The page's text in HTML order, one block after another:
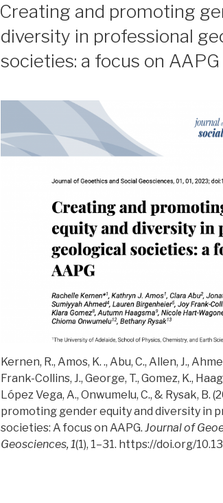
Creating and promoting
diversity in professional
societies: a focus on AAPG
Kernen, R., Amos, K. ., Abu, C., Allen, J.,
Frank-Collins, J., George, T., Gomez, K.,
López Vega, A., Onwumelu, C., & Rysak, B.
promoting gender equity and diversity in
societies: A focus on AAPG. Journal of
Geosciences, 1(1), 1–31. https://doi.org/